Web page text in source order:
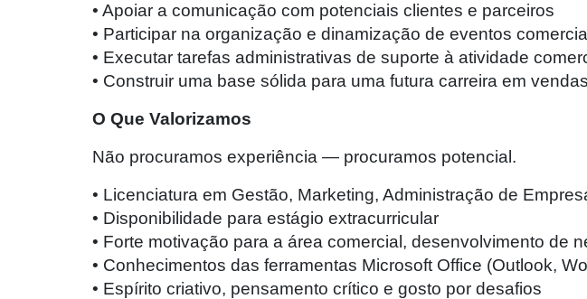
• Apoiar a comunicação com potenciais clientes e parceiros
• Participar na organização e dinamização de eventos
• Executar tarefas administrativas de suporte à atividade
• Construir uma base sólida para uma futura carreira em
O Que Valorizamos
Não procuramos experiência — procuramos potencial.
• Licenciatura em Gestão, Marketing, Administração de
• Disponibilidade para estágio extracurricular
• Forte motivação para a área comercial, desenvolvimento de
• Conhecimentos das ferramentas Microsoft Office (Outlook,
• Espírito criativo, pensamento crítico e gosto por desafios